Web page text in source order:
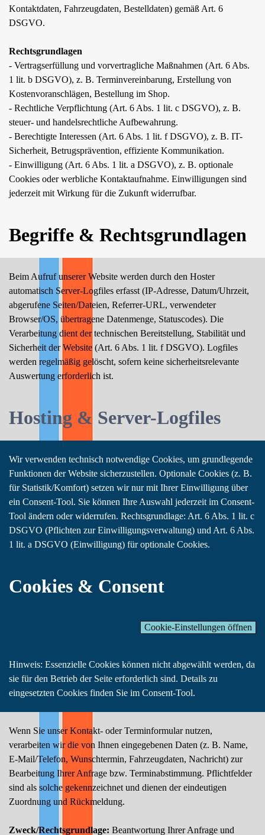
Kontaktdaten, Fahrzeugdaten, Bestelldaten) gemäß Art. 6
DSGVO.
Rechtsgrundlagen
- Vertragserfüllung und vorvertragliche Maßnahmen (Art. 6 Abs.
1 lit. b DSGVO), z. B. Terminvereinbarung, Erstellung von
Kostenvoranschlägen, Bestellung im Shop.
- Rechtliche Verpflichtung (Art. 6 Abs. 1 lit. c DSGVO), z. B.
steuer- und handelsrechtliche Aufbewahrung.
- Berechtigte Interessen (Art. 6 Abs. 1 lit. f DSGVO), z. B. IT-
Sicherheit, Betrugsprävention, effiziente Kommunikation.
- Einwilligung (Art. 6 Abs. 1 lit. a DSGVO), z. B. optionale
Cookies oder werbliche Kontaktaufnahme. Einwilligungen sind
jederzeit mit Wirkung für die Zukunft widerrufbar.
Begriffe & Rechtsgrundlagen
Beim Aufruf unserer Website werden durch den Hoster
automatisch Server-Logfiles erfasst (IP-Adresse, Datum/Uhrzeit,
abgerufene Seiten/Dateien, Referrer-URL, verwendeter
Browser/OS, übertragene Datenmenge, Statuscodes). Die
Verarbeitung dient der technischen Bereitstellung, Stabilität und
Sicherheit der Website (Art. 6 Abs. 1 lit. f DSGVO). Logfiles
werden regelmäßig gelöscht, sofern keine sicherheitsrelevante
Auswertung erforderlich ist.
Hosting & Server-Logfiles
Wir verwenden technisch notwendige Cookies, um grundlegende
Funktionen der Website sicherzustellen. Optionale Cookies (z. B.
für Statistik/Komfort) setzen wir nur mit Ihrer Einwilligung über
ein Consent-Tool. Sie können Ihre Auswahl jederzeit im Consent-
Tool ändern oder widerrufen. Rechtsgrundlage: Art. 6 Abs. 1 lit. c
DSGVO (Pflichten zur Einwilligungsverwaltung) und Art. 6 Abs.
1 lit. a DSGVO (Einwilligung) für optionale Cookies.
Cookies & Consent
Cookie-Einstellungen öffnen
Hinweis: Essenzielle Cookies können nicht abgewählt werden, da
sie für den Betrieb der Seite erforderlich sind. Details zu
eingesetzten Cookies finden Sie im Consent-Tool.
Wenn Sie unser Kontakt- oder Terminformular nutzen,
verarbeiten wir die von Ihnen eingegebenen Daten (z. B. Name,
E-Mail/Telefon, Wunschtermin, Fahrzeugdaten, Nachricht) zur
Bearbeitung Ihrer Anfrage bzw. Terminabstimmung. Pflichtfelder
sind als solche gekennzeichnet und dienen der eindeutigen
Zuordnung und Rückmeldung.
Zweck/Rechtsgrundlage: Beantwortung Ihrer Anfrage und